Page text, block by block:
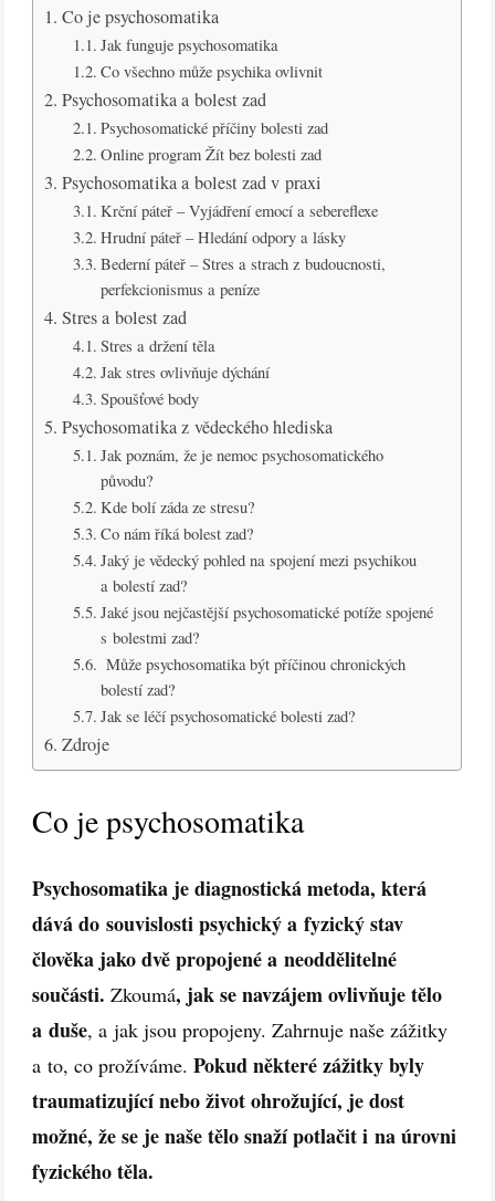
Co je psychosomatika
Jak funguje psychosomatika
Co všechno může psychika ovlivnit
Psychosomatika a bolest zad
Psychosomatické příčiny bolesti zad
Online program Žít bez bolesti zad
Psychosomatika a bolest zad v praxi
Krční páteř – Vyjádření emocí a sebereflexe
Hrudní páteř – Hledání odpory a lásky
Bederní páteř – Stres a strach z budoucnosti,
perfekcionismus a peníze
Stres a bolest zad
Stres a držení těla
Jak stres ovlivňuje dýchání
Spoušťové body
Psychosomatika z vědeckého hlediska
Jak poznám, že je nemoc psychosomatického
původu?
Kde bolí záda ze stresu?
Co nám říká bolest zad?
Jaký je vědecký pohled na spojení mezi psychikou
a bolestí zad?
Jaké jsou nejčastější psychosomatické potíže spojené
s bolestmi zad?
Může psychosomatika být příčinou chronických
bolestí zad?
Jak se léčí psychosomatické bolesti zad?
Zdroje
Co je psychosomatika
Psychosomatika je diagnostická metoda, která
dává do souvislosti psychický a fyzický stav
člověka jako dvě propojené a neoddělitelné
součásti. Zkoumá, jak se navzájem ovlivňuje tělo
a duše, a jak jsou propojeny. Zahrnuje naše zážitky
a to, co prožíváme.Pokud některé zážitky byly
traumatizující nebo život ohrožující, je dost
možné, že se je naše tělo snaží potlačit i na úrovni
fyzického těla.